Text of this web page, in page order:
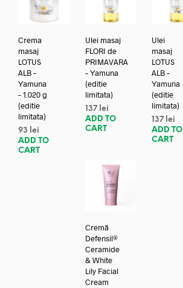
Crema
masaj
LOTUS
ALB –
Yamuna
– 1.020 g
(editie
limitata)
93
lei
ADD TO
CART
Ulei masaj
FLORI de
PRIMAVARA
– Yamuna
(editie
limitata)
137 lei
ADD TO
CART
Ulei
masaj
LOTUS
ALB –
Yamuna
(editie
limitata)
137 lei
ADD TO
CART
Cremă
Defensil®
Ceramide
& White
Lily Facial
Cream